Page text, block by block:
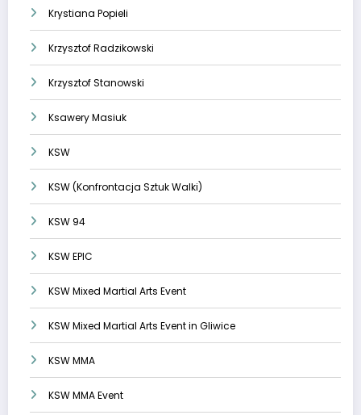
Krystiana Popieli
Krzysztof Radzikowski
Krzysztof Stanowski
Ksawery Masiuk
KSW
KSW (Konfrontacja Sztuk Walki)
KSW 94
KSW EPIC
KSW Mixed Martial Arts Event
KSW Mixed Martial Arts Event in Gliwice
KSW MMA
KSW MMA Event